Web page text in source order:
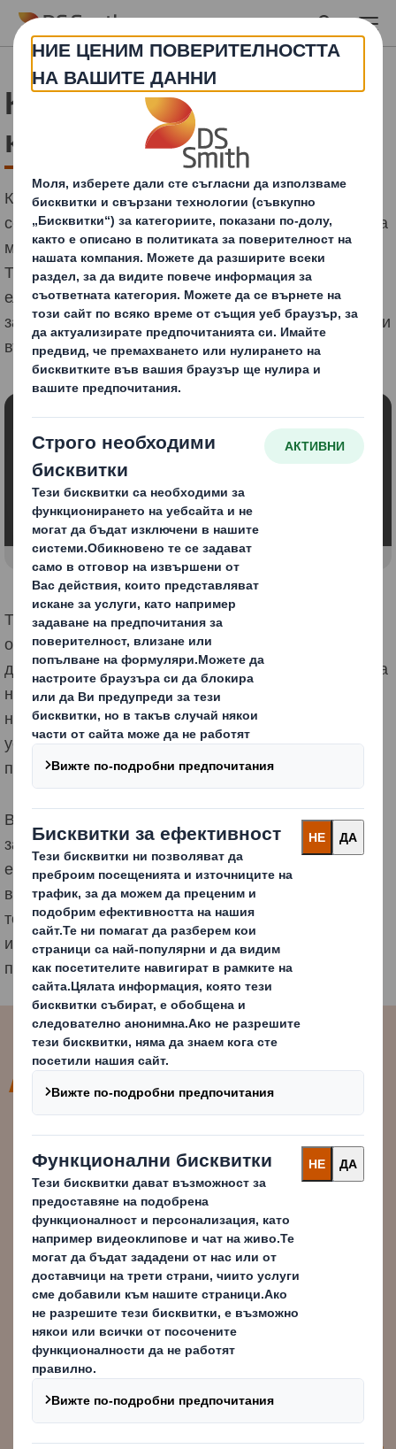
Skip to main content
Какво представлява
кръговата икономика?
Кръговата икономика е алтернативно решение на
сегашната линейна икономика, която се основава на
мисленето "вземи, направи, използвай и изхвърли".
Това е модел, който се основава на принципите на
елиминиране на отпадъците и замърсяването,
запазване на продуктите и материалите в употреба и
възстановяване на природните системи.
Блокирано съдържание
За да видите това видео, трябва да се съгласите
да използвате „функционални“ бисквитки
Промяна на моите настройки
Това означава, че като запазваме продуктите,
оборудването и инфраструктурата в употреба по-
дълго време, ние подобряваме производителността
на тези ресурси. По този начин значително се
намалява търсенето на ресурси и се създава по-
устойчиво общество както сега, така и за бъдещите
поколения.
В модела на кръговата икономика целта е да се
запълни пропастта между производството и
естествените кръговрати на екосистемите - от които
в крайна сметка зависят хората. Не става въпрос за
това да бъдем "по-малко лоши", а за създаване на
икономика, която функционира в хармония с нашия
природен свят.
Кръговата икономика има за цел
да трансформира понятието
"растеж", като се съсредоточи
върху положителните ползи за
цялото общество. Тя включва
постепенно отделяне на
икономическата дейност от
потреблението на ограничени
ресурси и премахване на
отпадъците.